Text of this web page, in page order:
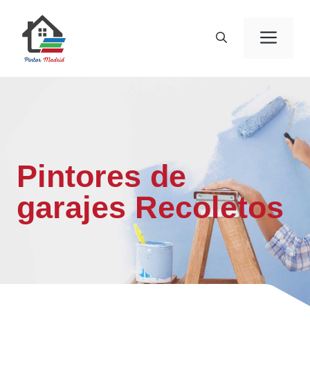
contenido
Pintores de
garajes Recoletos